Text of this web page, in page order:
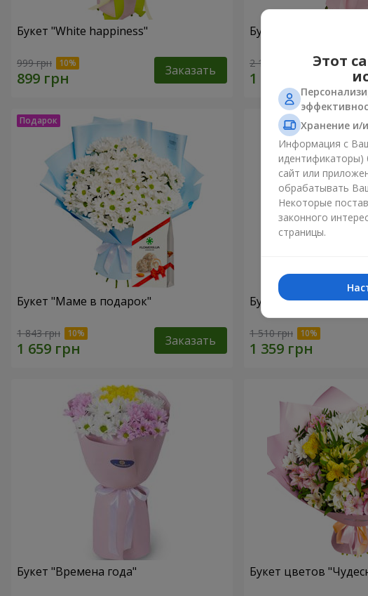
Букет "White happiness"
999 грн Заказать
Букет "Ты прекрасна!"
2 177 грн
Букет "Маме в подарок"
1 843 грн Заказать
Букет "Солнышко
1 510 грн
Букет "Времена года" Букет цветов
Этот
Хранение и/
Информация с
идентификаторы)
сайт или
обрабатывать
Некоторые
законного
страницы.